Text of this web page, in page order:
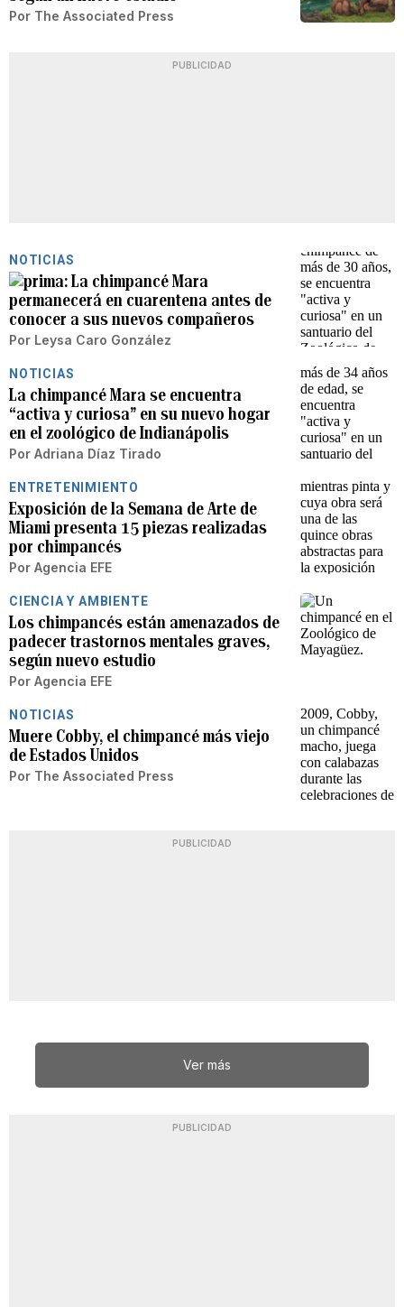
Por The Associated Press
PUBLICIDAD
NOTICIAS
La chimpancé Mara
permanecerá en cuarentena antes de
conocer a sus nuevos compañeros
Por Leysa Caro González
NOTICIAS
La chimpancé Mara se encuentra
“activa y curiosa” en su nuevo hogar
en el zoológico de Indianápolis
Por Adriana Díaz Tirado
ENTRETENIMIENTO
Exposición de la Semana de Arte de
Miami presenta 15 piezas realizadas
por chimpancés
Por Agencia EFE
CIENCIA Y AMBIENTE
Los chimpancés están amenazados de
padecer trastornos mentales graves,
según nuevo estudio
Por Agencia EFE
NOTICIAS
Muere Cobby, el chimpancé más viejo
de Estados Unidos
Por The Associated Press
PUBLICIDAD
Ver más
PUBLICIDAD